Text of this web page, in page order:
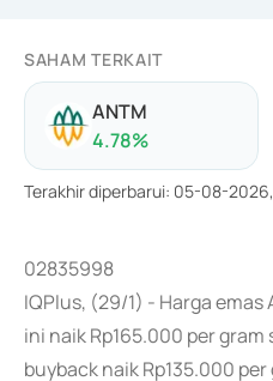
SAHAM TERKAIT
ANTM
4.78%
Terakhir diperbarui: 05-08-
02835998
IQPlus, (29/1) - Harga emas
ini naik Rp165.000 per
buyback naik Rp135.000 per